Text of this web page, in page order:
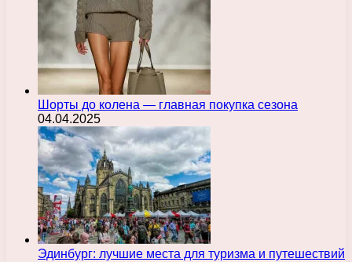
Шорты до колена — главная покупка сезона
04.04.2025
Эдинбург: лучшие места для туризма и путешествий